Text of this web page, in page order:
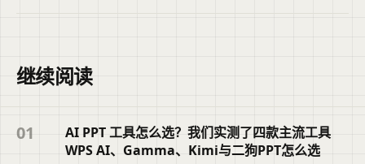
继续阅读
01
AI PPT 工具怎么选？我们实测了四款主流工具
WPS AI、Gamma、Kimi与二狗PPT怎么选